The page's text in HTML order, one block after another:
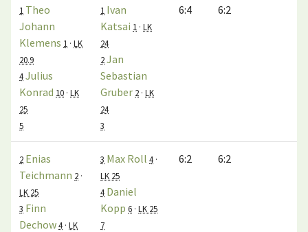
1 Theo
Johann
Klemens 1 · LK
20.9
4Julius
Konrad 10 · LK
25
5
1 Ivan
Katsai 1 · LK
24
2Jan
Sebastian
Gruber 2 · LK
24
3
6:4 6:2
2 Enias
Teichmann 2 ·
LK 25
3 Finn
Dechow4 · LK
3 Max Roll 4 ·
LK 25
4 Daniel
Kopp 6 · LK 25
7
6:2 6:2